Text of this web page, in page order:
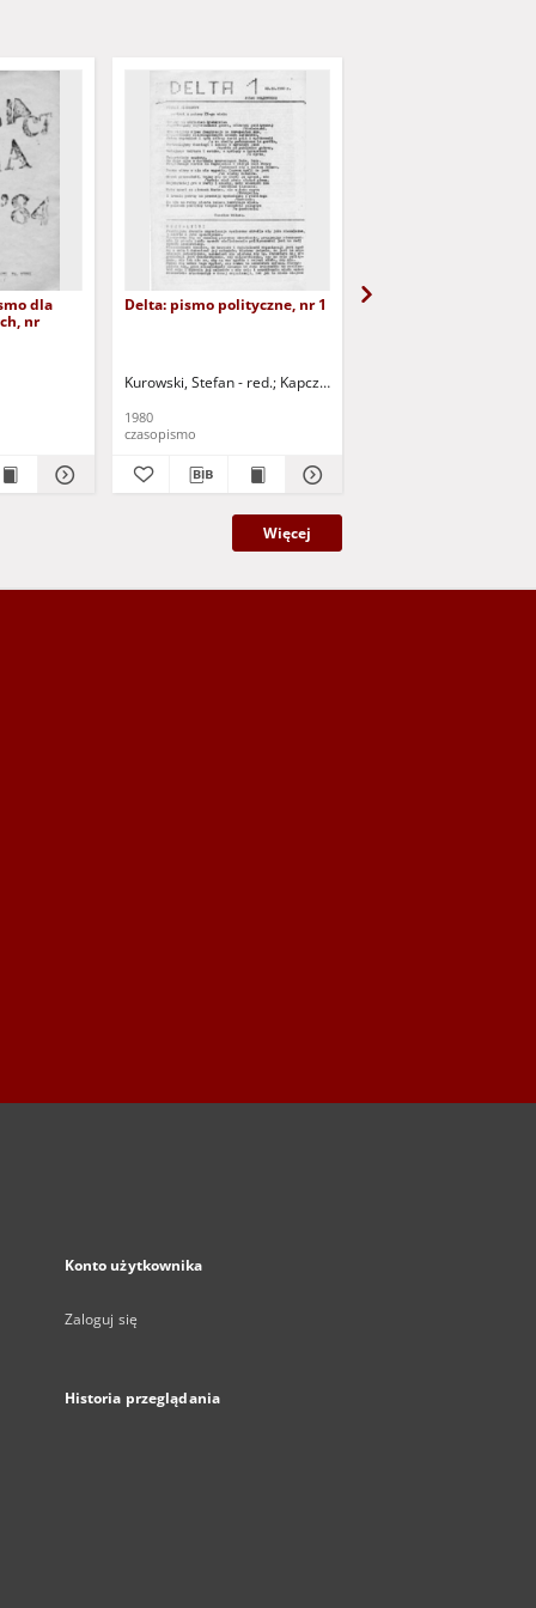
dla
nr
Delta: pismo polityczne, nr 1
Kurowski, Stefan - red. Kapczyński, Piotr - red.
1980
czasopismo
Więcej
Konto użytkownika
Zaloguj się
Historia przeglądania